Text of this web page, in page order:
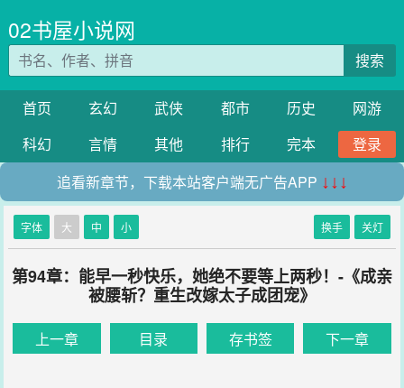
02书屋小说网
搜索
首页 玄幻 武侠 都市 历史
网游
科幻
言情 其他 排行 完本
登录
追看新章节，下载本站客户端无广告APP ↓↓↓
字体 大 中 小 换手 关灯
第94章：能早一秒快乐，她绝不要等上两秒！-《成亲
被腰斩？重生改嫁太子成团宠》
上一章 目录 存书签 下一章